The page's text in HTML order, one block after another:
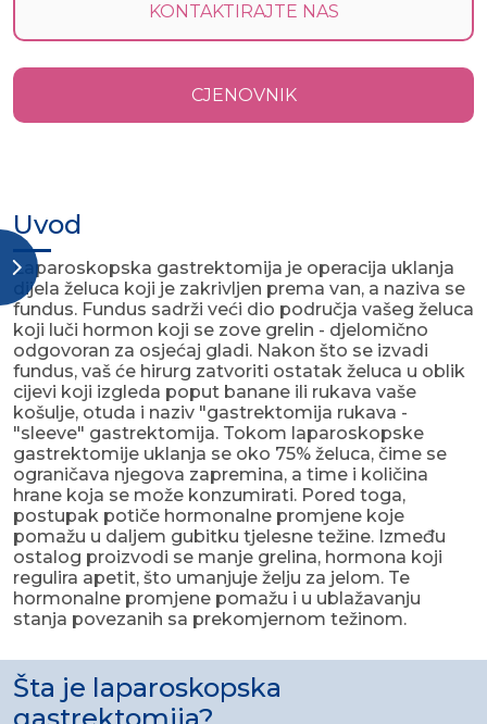
KONTAKTIRAJTE NAS
CJENOVNIK
Uvod
Laparoskopska gastrektomija je operacija uklanja
dijela želuca koji je zakrivljen prema van, a naziva se
fundus. Fundus sadrži veći dio područja vašeg želuca
koji luči hormon koji se zove grelin - djelomično
odgovoran za osjećaj gladi. Nakon što se izvadi
fundus, vaš će hirurg zatvoriti ostatak želuca u oblik
cijevi koji izgleda poput banane ili rukava vaše
košulje, otuda i naziv "gastrektomija rukava -
"sleeve" gastrektomija. Tokom laparoskopske
gastrektomije uklanja se oko 75% želuca, čime se
ograničava njegova zapremina, a time i količina
hrane koja se može konzumirati. Pored toga,
postupak potiče hormonalne promjene koje
pomažu u daljem gubitku tjelesne težine. Između
ostalog proizvodi se manje grelina, hormona koji
regulira apetit, što umanjuje želju za jelom. Te
hormonalne promjene pomažu i u ublažavanju
stanja povezanih sa prekomjernom težinom.
Šta je laparoskopska